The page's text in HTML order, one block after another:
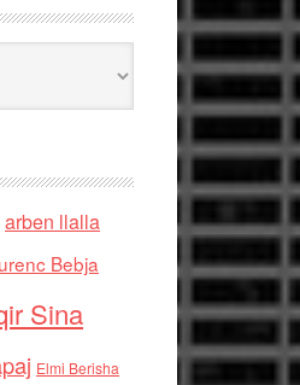
arben llalla
Bebja
Sina
Elmi Berisha